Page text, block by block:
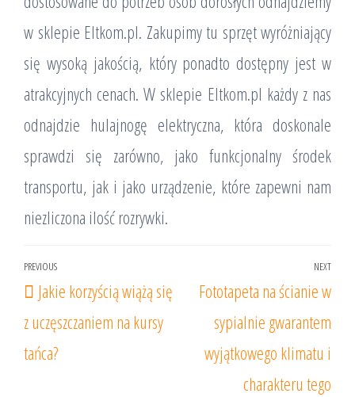
w sklepie Eltkom.pl. Zakupimy tu sprzęt wyróżniający
się wysoką jakością, który ponadto dostępny jest w
atrakcyjnych cenach. W sklepie Eltkom.pl każdy z nas
odnajdzie hulajnogę elektryczna, która doskonale
sprawdzi się zarówno, jako funkcjonalny środek
transportu, jak i jako urządzenie, które zapewni nam
niezliczona ilość rozrywki.
Nawigacja
wpisu
Previous
Post
PREVIOUS
Jakie korzyścią wiążą się
z uczęszczaniem na kursy
tańca?
NEXT
Fototapeta na ścianie w
sypialnie gwarantem
wyjątkowego klimatu i
charakteru tego